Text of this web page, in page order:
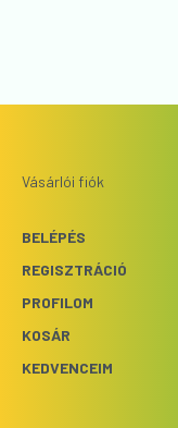
Vásárlói fiók
BELÉPÉS
REGISZTRÁCIÓ
PROFILOM
KOSÁR
KEDVENCEIM